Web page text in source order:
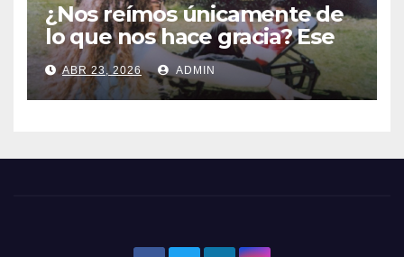
¿Nos reímos únicamente de
lo que nos hace gracia? Ese
chiste ya me lo has contado,
el nuevo single de JUAN
ANSELMO
ABR 23, 2026 ADMIN